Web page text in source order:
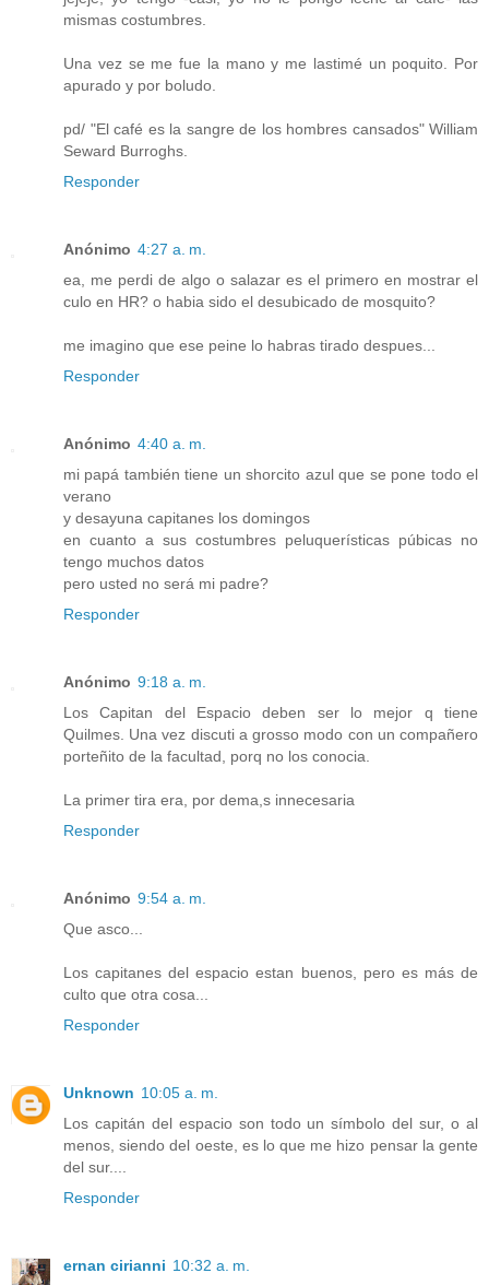
mismas costumbres.
Una vez se me fue la mano y me lastimé un poquito. Por
apurado y por boludo.
pd/ "El café es la sangre de los hombres cansados" William
Seward Burroghs.
Responder
Anónimo 4:27 a. m.
ea, me perdi de algo o salazar es el primero en mostrar el
culo en HR? o habia sido el desubicado de mosquito?
me imagino que ese peine lo habras tirado despues...
Responder
Anónimo 4:40 a. m.
mi papá también tiene un shorcito azul que se pone todo el
verano
y desayuna capitanes los domingos
en cuanto a sus costumbres peluquerísticas púbicas no
tengo muchos datos
pero usted no será mi padre?
Responder
Anónimo 9:18 a. m.
Los Capitan del Espacio deben ser lo mejor q tiene
Quilmes. Una vez discuti a grosso modo con un compañero
porteñito de la facultad, porq no los conocia.
La primer tira era, por dema,s innecesaria
Responder
Anónimo 9:54 a. m.
Que asco...
Los capitanes del espacio estan buenos, pero es más de
culto que otra cosa...
Responder
Unknown 10:05 a. m.
Los capitán del espacio son todo un símbolo del sur, o al
menos, siendo del oeste, es lo que me hizo pensar la gente
del sur....
Responder
ernan cirianni 10:32 a. m.